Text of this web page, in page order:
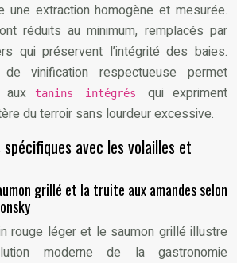
une extraction homogène et mesurée.
réduits au minimum, remplacés par
qui préservent l’intégrité des baies.
vinification respectueuse permet
aux
tanins intégrés qui expriment
du terroir sans lourdeur excessive.
avec les volailles et
grillé et la truite aux amandes selon
rouge léger et le saumon grillé illustre
moderne de la gastronomie